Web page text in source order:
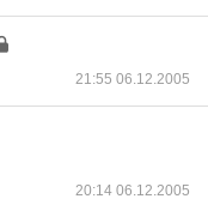
21:55 06.12.2005
20:14 06.12.2005